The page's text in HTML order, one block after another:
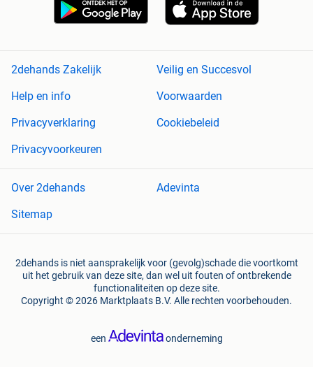
2dehands Zakelijk
Veilig en Succesvol
Help en info
Voorwaarden
Privacyverklaring
Cookiebeleid
Privacyvoorkeuren
Over 2dehands
Adevinta
Sitemap
2dehands is niet aansprakelijk voor (gevolg)schade die voortkomt
uit het gebruik van deze site, dan wel uit fouten of ontbrekende
functionaliteiten op deze site.
Copyright © 2026 Marktplaats B.V. Alle rechten voorbehouden.
een onderneming